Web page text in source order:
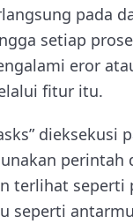
pada
setiap
eror
fitur itu.
dieksekusi
perintah
terlihat seperti
seperti